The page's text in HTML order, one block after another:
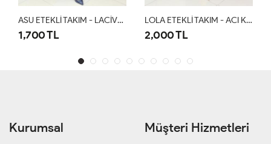
2,000 TL 1,500 TL
Kurumsal Müşteri Hizmetleri